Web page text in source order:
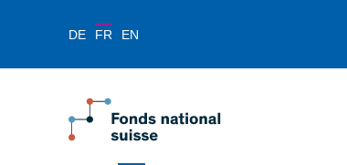
DE FR EN